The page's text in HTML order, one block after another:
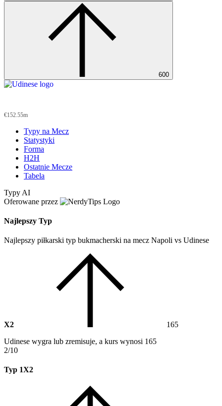
600
€152.55m
Typy na Mecz
Statystyki
Forma
H2H
Ostatnie Mecze
Tabela
Typy AI
Oferowane przez
Najlepszy Typ
Najlepszy piłkarski typ bukmacherski na mecz Napoli vs Udinese
X2
165
Udinese wygra lub zremisuje, a kurs wynosi 165
2/10
Typ 1X2